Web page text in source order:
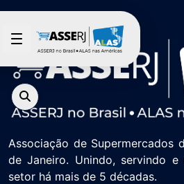
Saltar al contenido principal
Associação de Supermercados
de Janeiro. Unindo, servindo e
setor há mais de 5 décadas.